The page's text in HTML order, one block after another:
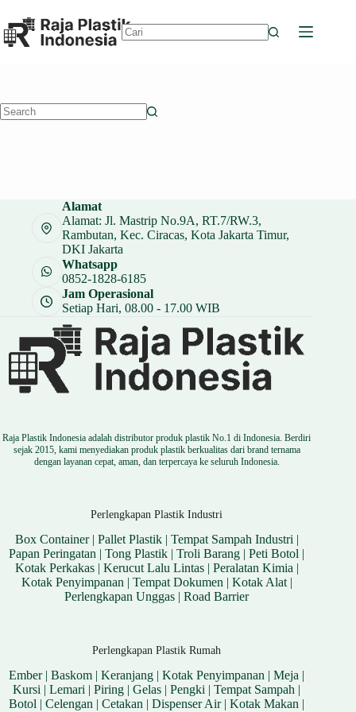
to
content
Alamat
Alamat: Jl. Mastrip No.9A, RT.7/RW.3,
Rambutan, Kec. Ciracas, Kota Jakarta Timur,
DKI Jakarta
Whatsapp
0852-1828-6185
Jam Operasional
Setiap Hari, 08.00 - 17.00 WIB
Raja Plastik Indonesia adalah distributor produk plastik No.1 di Indonesia. Berdiri
sejak 2015, kami menyediakan produk plastik berkualitas dari brand ternama
dengan layanan cepat, aman, dan terpercaya ke seluruh Indonesia.
Perlengkapan Plastik Industri
Box Container| Pallet Plastik| Tempat Sampah Industri |
Papan Peringatan |Tong Plastik |Troli Barang |Peti Botol |
Kotak Perkakas| Kerucut Lalu Lintas| Peralatan Kimia |
Kotak Penyimpanan | Tempat Dokumen | Kotak Alat|
Perlengkapan Unggas |Road Barrier
Perlengkapan Plastik Rumah
Ember|Baskom |Keranjang |Kotak Penyimpanan |Meja |
Kursi |Lemari |Piring |Gelas |Pengki |Tempat Sampah |
Botol |Celengan |Cetakan |Dispenser Air|Kotak Makan |